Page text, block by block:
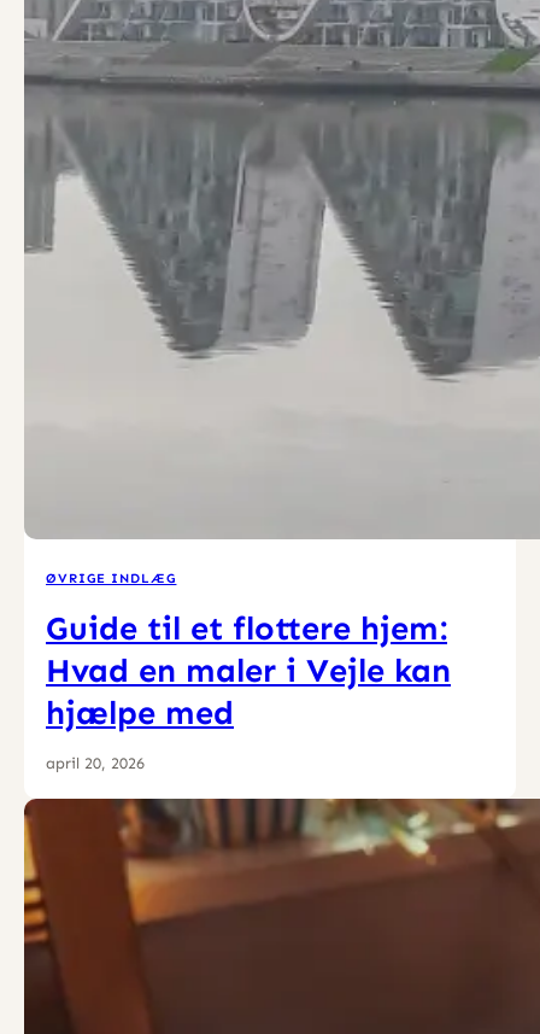
ØVRIGE INDLÆG
Guide til et flottere hjem:
Hvad en maler i Vejle kan
hjælpe med
april 20, 2026